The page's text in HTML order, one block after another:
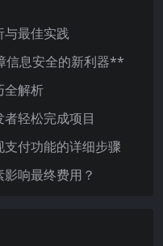
与最佳实践
信息安全的新利器**
全解析
轻松完成项目
付功能的详细步骤
响最终费用？